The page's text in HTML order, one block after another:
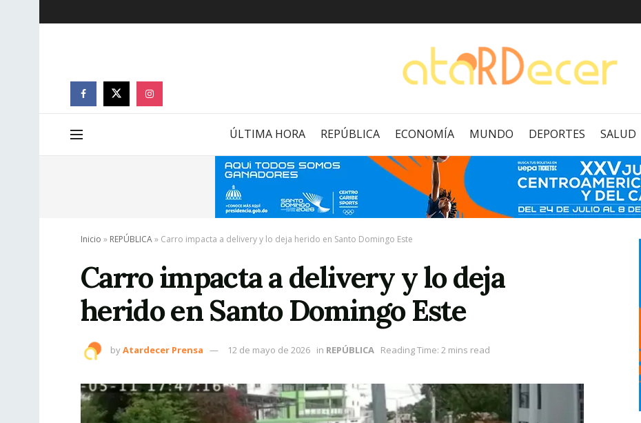
ÚLTIMA HORA REPÚBLICA ECONOMÍA MUNDO DEPORTES SALUD
Inicio » REPÚBLICA» Carro impacta a delivery y lo deja herido en Santo Domingo Este
Carro impacta a delivery y lo deja
herido en Santo Domingo Este
byAtardecer Prensa 12 de mayo de 2026 in REPÚBLICA Reading Time: 2 mins read